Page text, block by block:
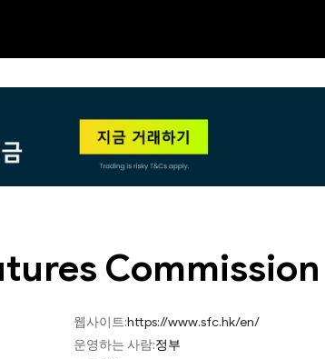
Commission
웹사이트:https://www.sfc.hk/en/
운영하는 사람:정부